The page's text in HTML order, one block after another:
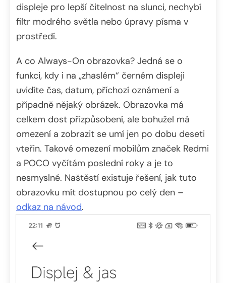
displeje pro lepší čitelnost na slunci, nechybí
filtr modrého světla nebo úpravy písma v
prostředí.
A co Always-On obrazovka? Jedná se o
funkci, kdy i na „zhaslém“ černém displeji
uvidíte čas, datum, příchozí oznámení a
případně nějaký obrázek. Obrazovka má
celkem dost přizpůsobení, ale bohužel má
omezení a zobrazit se umí jen po dobu deseti
vteřin. Takové omezení mobilům značek Redmi
a POCO vyčítám poslední roky a je to
nesmyslné. Naštěstí existuje řešení, jak tuto
obrazovku mít dostupnou po celý den –
odkaz na návod.